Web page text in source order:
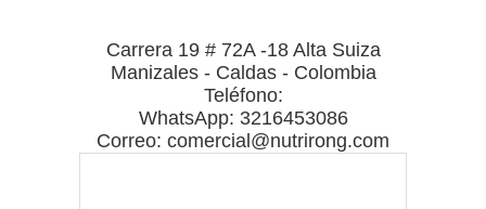
Carrera 19 # 72A -18 Alta Suiza
Manizales - Caldas - Colombia
Teléfono:
WhatsApp: 3216453086
Correo: comercial@nutrirong.com